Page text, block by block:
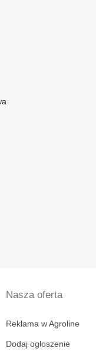
Nasza oferta
Reklama w Agroline
Dodaj ogłoszenie